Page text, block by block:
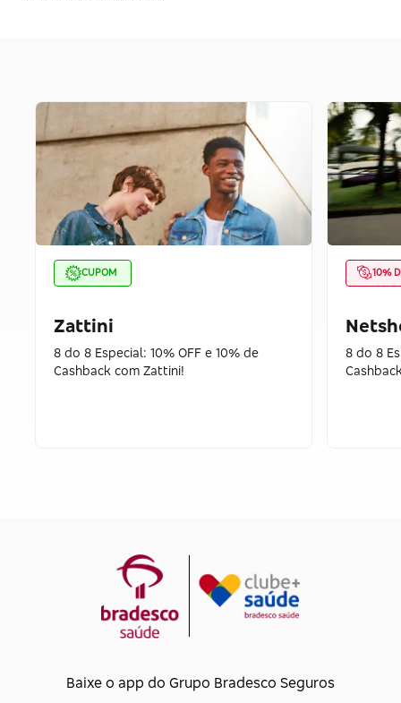
CUPOM
Zattini
8 do 8 Especial: 10% OFF e 10% de
Cashback com Zattini!
10%
8 do 8
Baixe o app do Grupo Bradesco Seguros